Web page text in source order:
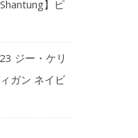
】ピ
ジー・ケリ
ガン ネイビ